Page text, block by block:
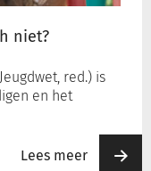
niet?
red.) is
en het
Lees meer